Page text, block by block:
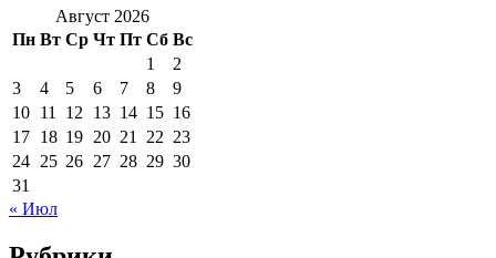
Август 2026
Пн Вт Ср Чт Пт Сб Вс
1
2
3
4 5 6 7 8
9
10 11 12 13 14 15 16
17 18 19 20 21 22 23
24 25 26 27 28 29 30
31
« Июл